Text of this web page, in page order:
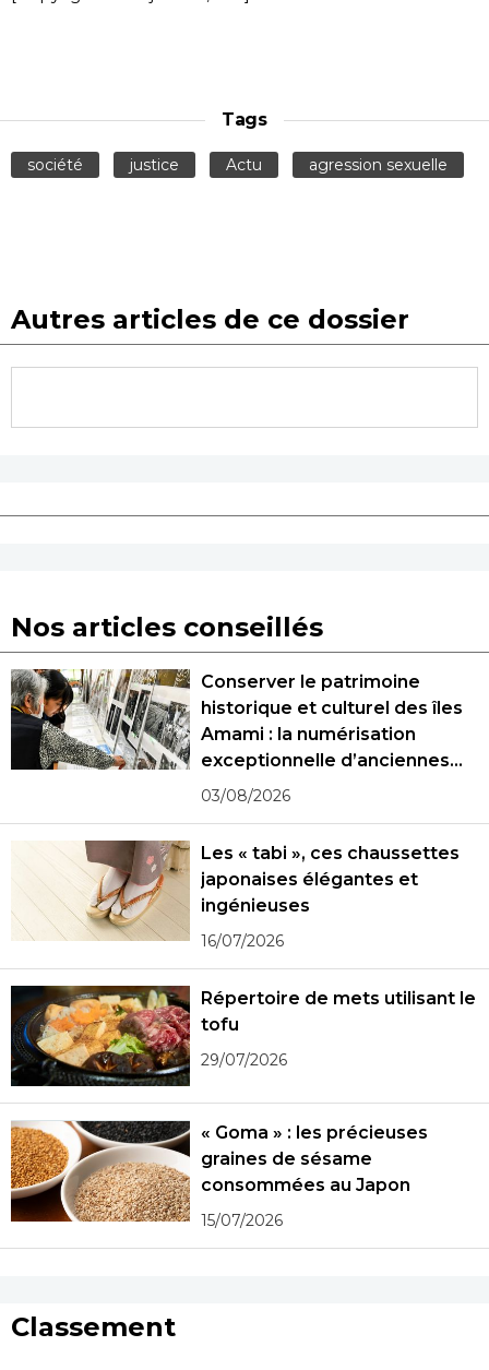
Tags
société justice Actu agression sexuelle
Autres articles de ce dossier
Nos articles conseillés
Conserver le patrimoine
historique et culturel des îles
Amami : la numérisation
exceptionnelle d’anciennes
photographies
03/08/2026
Les « tabi », ces chaussettes
japonaises élégantes et
ingénieuses
16/07/2026
Répertoire de mets utilisant le
tofu
29/07/2026
« Goma » : les précieuses
graines de sésame
consommées au Japon
15/07/2026
Classement